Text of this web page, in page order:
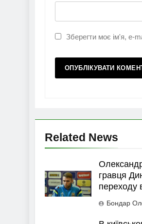
Зберегти моє ім'я, e-
Related News
гравця
переходу
Бондар